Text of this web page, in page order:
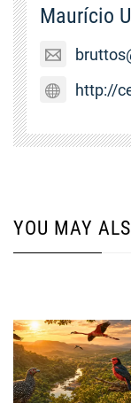
Maurício
http://
YOU MAY